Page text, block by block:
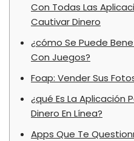
Con Todas Las
Cautivar Dinero
¿cómo Se Puede
Con Juegos?
Foap: Vender Sus
¿qué Es La Aplicación
Dinero En Línea?
Apps Que Te